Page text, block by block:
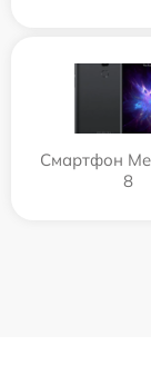
Смартфон
8